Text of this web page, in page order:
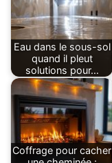
Eau dans le sous-sol
quand il pleut
solutions pour…
Coffrage pour cacher